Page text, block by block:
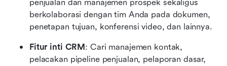
penjualan dan manajemen prospek sekaligus
berkolaborasi dengan tim Anda pada dokumen,
penetapan tujuan, konferensi video, dan lainnya.
Fitur inti CRM : Cari manajemen kontak,
pelacakan pipeline penjualan, pelaporan dasar,